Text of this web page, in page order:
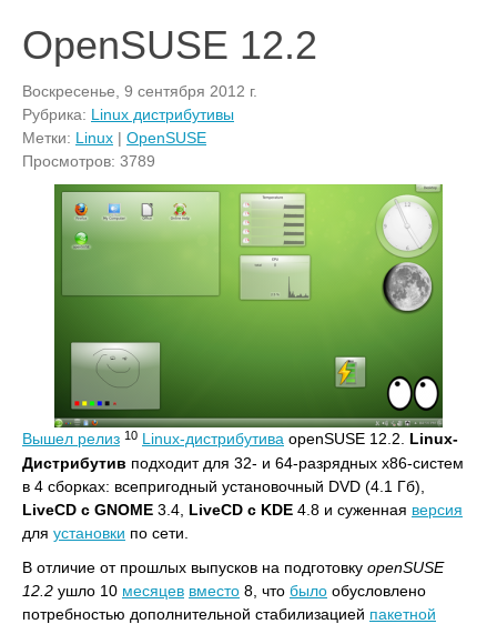
OpenSUSE 12.2
Воскресенье, 9 сентября 2012 г.
Рубрика: Linux дистрибутивы
Метки: Linux | OpenSUSE
Просмотров: 3789
Вышел релиз 10 Linux-дистрибутива openSUSE 12.2. Linux-
Дистрибутив подходит для 32- и 64-разрядных x86-систем
в 4 сборках: всепригодный установочный DVD (4.1 Гб),
LiveCD с GNOME 3.4, LiveCD с KDE 4.8 и суженная версия
для установки по сети.
В отличие от прошлых выпусков на подготовку openSUSE
12.2 ушло 10 месяцев вместо 8, что было обусловлено
потребностью дополнительной стабилизацией пакетной